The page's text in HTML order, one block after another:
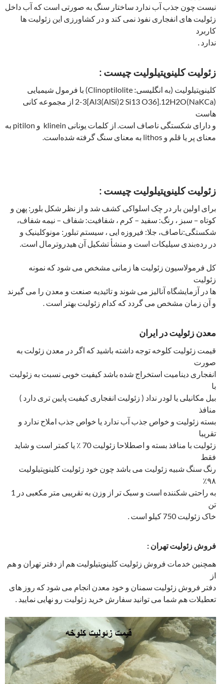
نیست چون جذب آب ندارد ساختار سنگ به صورتی است که آب داخل
زئولیت های انفجاری نفوذ نمی کند و در کشاورزی این زئولیت ها
کاربرد
ندارد .
زئولیت کلینوپتیلولیت چیست :
کلینوپتیلولیت (به انگلیسی: Clinoptilolite) با فرمول شیمیایی
(NaKCa)2-3[Al3(AlSi)2 Si13 O36].12H2O از مجموعه کانی
هاست
و دارای شکستگی ناصاف است. از کلمات یونانی klinein و pitilon به
معنای پر یا قلم و lithos به معنای سنگ گرفته شده‌است.
زئولیت کلینوپتیلولیت چیست :
برای اولین بار در چک اسلواکی کشف شد و از نظر شکل بلور: پهن و
کوتاه – سبز ، رنگ: سفید – کرم ، شفافیت: شفاف – نیمه شفاف،
شکستگی:ناصاف، جلا: فیروزه ایی ، سیستم تبلور: مونوکلینیک و
در رده‌بندی سیلیکات است و منشأ تشکیل آن هیدروترمال است.
کل فرمولاسیون زئولیت ها زمانی مشخص می شود که نمونه
زئولیت
ها در آزمایشگاه آنالیز می شوند و تائیدیه صنعت و معدن را می گیرند
و آن زمان مشخص می گردد که کدام زئولیت بهتر است .
معدن زئولیت در ایران
قیمت زئولیت کلوخه توجه داشته باشید که اگر در معدن زئولت به
صورت
انفجاری دینامیت استخراج شده باشد کیفیت خوبی نسبت به زئولیت
با
بیل مکانیلی یا لودر نداد ( زئولیت انفجاری کیفیت پایین تری دارد )
منافذ
بسته زئولیت و خواص جذب آب ندارد یا خواص جذب املاح ندارد و
تقریبا
زئولیت با منافذ بسته و اصطلاحا زئولیت 70 ٪ یا کمتر است و شاید
فقط
رنگ سنگ شبیه زئولیت می باشد چون خود زئولیت کلینوپتیلولیت
۹۸٪
به راحتی شکننده است و سبک تر از وزن به تقریبی متر مکعبی در 1
تن
خاک زئولیت 750 کیلو است .
فروش زئولیت تهران :
همچنین خدمات فروش زئولیت کلینوپتیلولیت هم از دفتر تهران و هم
از
دفتر فروش زئولیت سمنان و خود معدن انجام می شود که روز های
تعطیلات هم شما می توانید سفارش خرید زئولیت رو نهایی نمایید .